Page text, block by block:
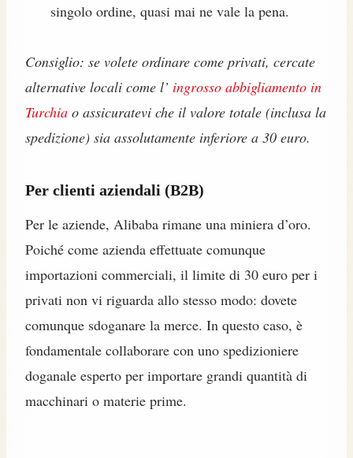
singolo ordine, quasi mai ne vale la pena.
Consiglio: se volete ordinare come privati, cercate
alternative locali come l’ ingrosso abbigliamento in
Turchia o assicuratevi che il valore totale (inclusa la
spedizione) sia assolutamente inferiore a 30 euro.
Per clienti aziendali (B2B)
Per le aziende, Alibaba rimane una miniera d’oro.
Poiché come azienda effettuate comunque
importazioni commerciali, il limite di 30 euro per i
privati non vi riguarda allo stesso modo: dovete
comunque sdoganare la merce. In questo caso, è
fondamentale collaborare con uno spedizioniere
doganale esperto per importare grandi quantità di
macchinari o materie prime.